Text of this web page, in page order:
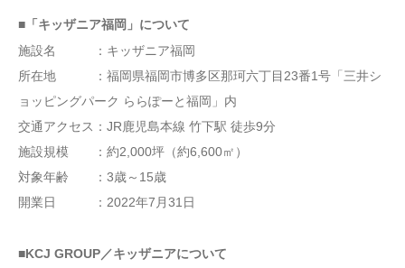
■「キッザニア福岡」について
施設名 ：キッザニア福岡
所在地 ：福岡県福岡市博多区那珂六丁目23番1号「三井シ
ョッピングパーク ららぽーと福岡」内
交通アクセス：JR鹿児島本線 竹下駅 徒歩9分
施設規模 ：約2,000坪（約6,600㎡）
対象年齢 ：3歳～15歳
開業日 ：2022年7月31日
■KCJ GROUP／キッザニアについて